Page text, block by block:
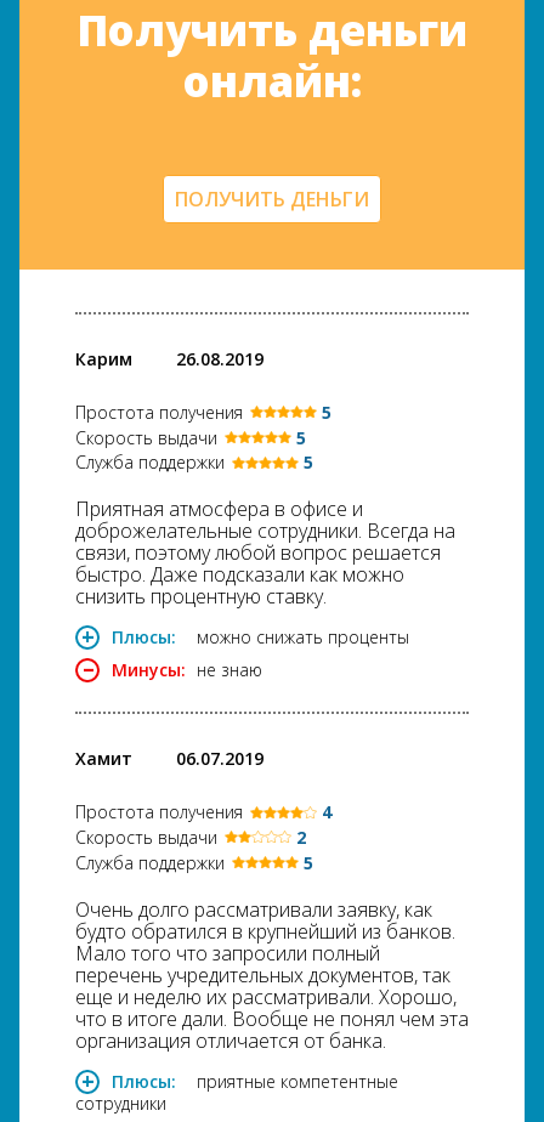
Получить деньги
онлайн:
ПОЛУЧИТЬ ДЕНЬГИ
Карим 26.08.2019
Простота получения
5
Скорость выдачи
5
Служба поддержки
5
Приятная атмосфера в офисе и
доброжелательные сотрудники. Всегда на
связи, поэтому любой вопрос решается
быстро. Даже подсказали как можно
снизить процентную ставку.
Плюсы:
можно снижать проценты
Минусы: не знаю
Хамит 06.07.2019
Простота получения
4
Скорость выдачи
2
Служба поддержки
5
Очень долго рассматривали заявку, как
будто обратился в крупнейший из банков.
Мало того что запросили полный
перечень учредительных документов, так
еще и неделю их рассматривали. Хорошо,
что в итоге дали. Вообще не понял чем эта
организация отличается от банка.
Плюсы:
приятные компетентные
сотрудники